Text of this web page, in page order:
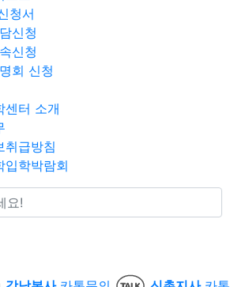
청서
신청
신청
회 신청
센터 소개
취급방침
입학박람회